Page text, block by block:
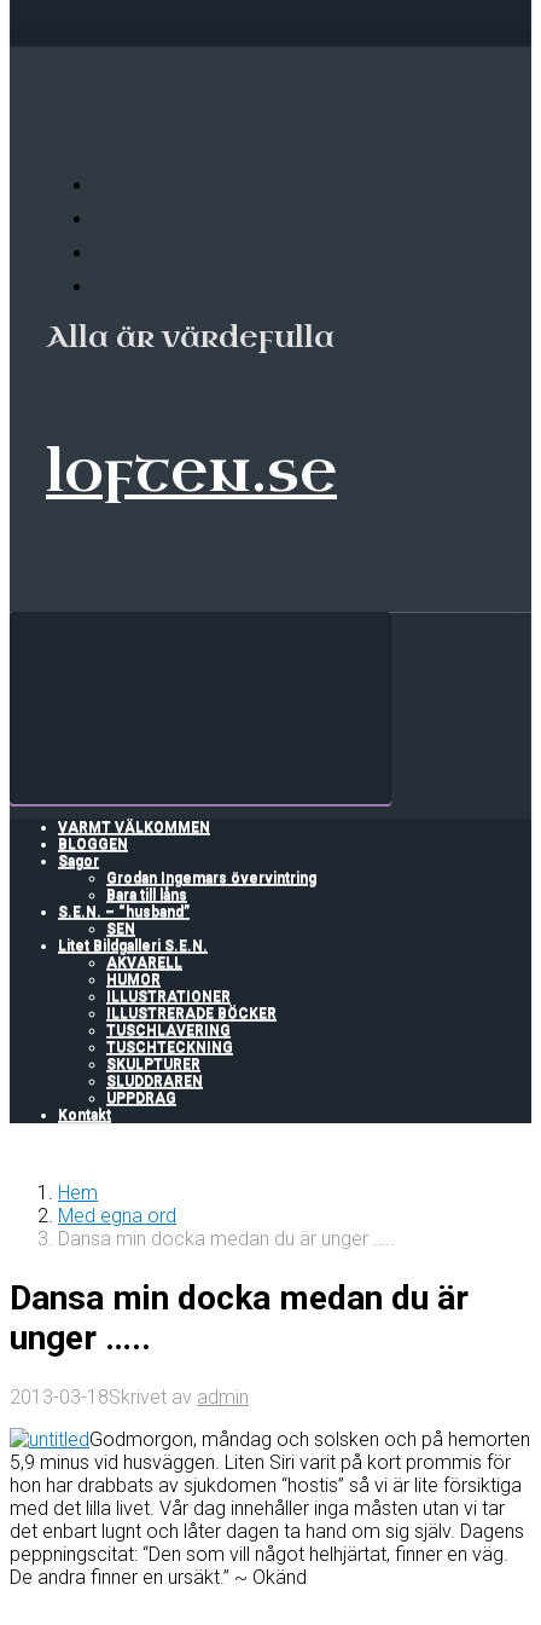
Alla är värdefulla
loften.se
VARMT VÄLKOMMEN
BLOGGEN
Sagor
Grodan Ingemars övervintring
Bara till låns
S.E.N. – “husband”
SEN
Litet Bildgalleri S.E.N.
AKVARELL
HUMOR
ILLUSTRATIONER
ILLUSTRERADE BÖCKER
TUSCHLAVERING
TUSCHTECKNING
SKULPTURER
SLUDDRAREN
UPPDRAG
Kontakt
Hem
Med egna ord
Dansa min docka medan du är unger …..
Dansa min docka medan du är
unger …..
2013-03-18Skrivet av admin
Godmorgon, måndag och solsken och på hemorten
5,9 minus vid husväggen. Liten Siri varit på kort prommis för
hon har drabbats av sjukdomen “hostis” så vi är lite försiktiga
med det lilla livet. Vår dag innehåller inga måsten utan vi tar
det enbart lugnt och låter dagen ta hand om sig själv. Dagens
peppningscitat: “Den som vill något helhjärtat, finner en väg.
De andra finner en ursäkt.” ~ Okänd